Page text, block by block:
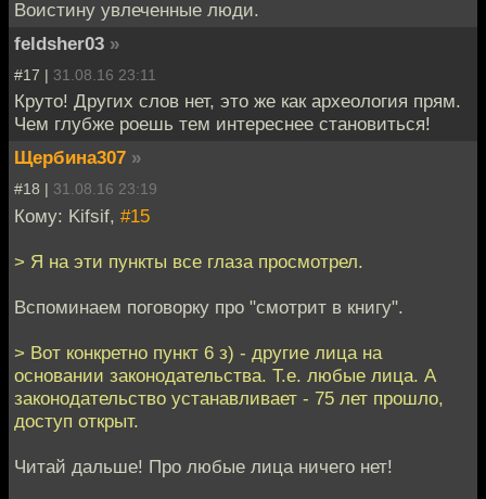
Воистину увлеченные люди.
feldsher03 »
#17 | 31.08.16 23:11
Круто! Других слов нет, это же как археология прям.
Чем глубже роешь тем интереснее становиться!
Щербина307 »
#18 | 31.08.16 23:19
Кому: Kifsif, #15
> Я на эти пункты все глаза просмотрел.
Вспоминаем поговорку про "смотрит в книгу".
> Вот конкретно пункт 6 з) - другие лица на
основании законодательства. Т.е. любые лица. А
законодательство устанавливает - 75 лет прошло,
доступ открыт.
Читай дальше! Про любые лица ничего нет!